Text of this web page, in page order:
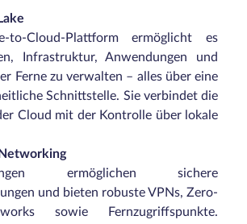
to-Cloud-Plattform ermöglicht es
Infrastruktur, Anwendungen und
Ferne zu verwalten – alles über eine
Schnittstelle. Sie verbindet die
Cloud mit der Kontrolle über lokale
ermöglichen sichere
und bieten robuste VPNs, Zero-
sowie Fernzugriffspunkte.